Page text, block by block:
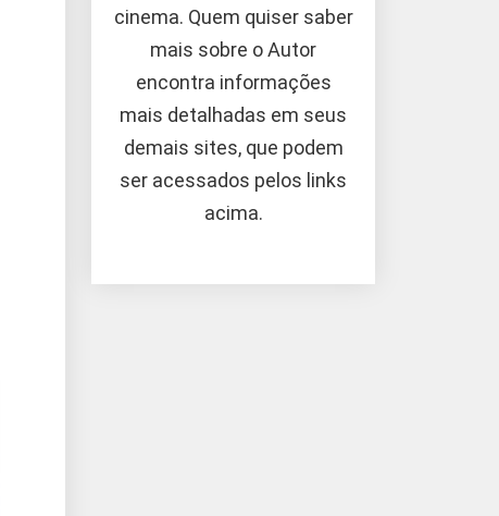
cinema. Quem quiser saber
mais sobre o Autor
encontra informações
mais detalhadas em seus
demais sites, que podem
ser acessados pelos links
acima.